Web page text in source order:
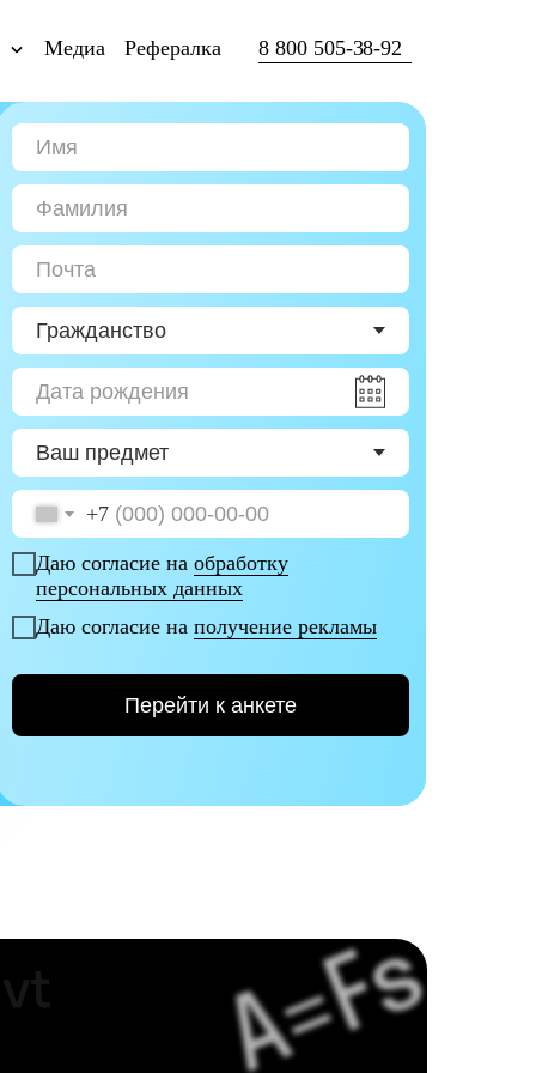
Медиа Рефералка 8 800 505-38-92
+7
Даю согласие на обработку
персональных данных
Даю согласие на получение рекламы
Перейти к анкете